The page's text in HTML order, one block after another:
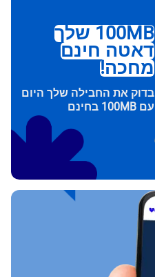
100MB שלך
דאטה חינם
מחכה!
בדוק את החבילה שלך היום
עם 100MB בחינם